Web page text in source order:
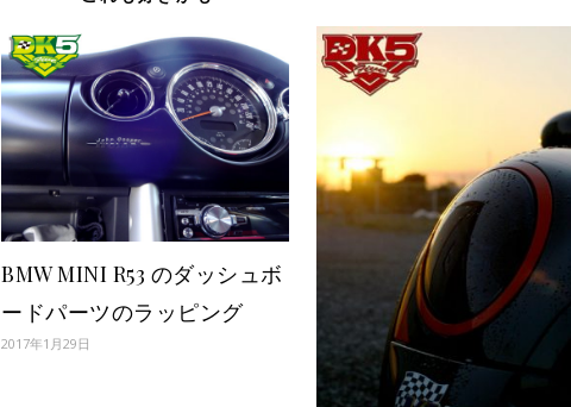
BMW MINI R53 のダッシュボ
ードパーツのラッピング
2017年1月29日